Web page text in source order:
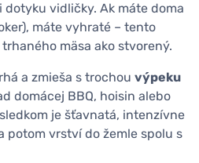
dotyku vidličky. Ak máte doma
máte vyhraté – tento
mäsa ako stvorený.
a zmieša s trochou výpeku
domácej BBQ, hoisin alebo
je šťavnatá, intenzívne
potom vrství do žemle spolu s